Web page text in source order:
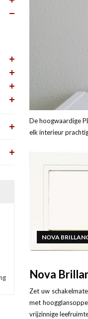
De hoogwaardige
elk interieur
NOVA
Nova
Zet uw
met
vrijzinnige